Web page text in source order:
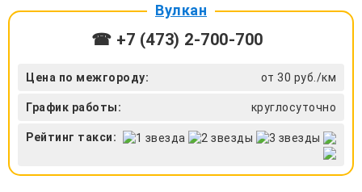
Вулкан
☎ +7 (473) 2-700-700
Цена по межгороду: от 30 руб./км
График работы: круглосуточно
Рейтинг такси: